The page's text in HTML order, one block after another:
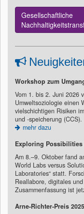
Gesellschaftliche
Workshop zum
Vom 1. bis 2. Juni 2026
Umweltsoziologie einen
vielschichtigen Risiken
und -speicherung (CCS).
mehr dazu
Exploring
Am 8.–9. Oktober fand
World Labs versus
Laboratories“ statt.
Reallabore, digitales
Zusammenfassung ist
Arne-Richter-Preis